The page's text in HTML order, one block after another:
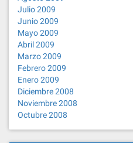
Julio 2009
Junio 2009
Mayo 2009
Abril 2009
Marzo 2009
Febrero 2009
Enero 2009
Diciembre 2008
Noviembre 2008
Octubre 2008